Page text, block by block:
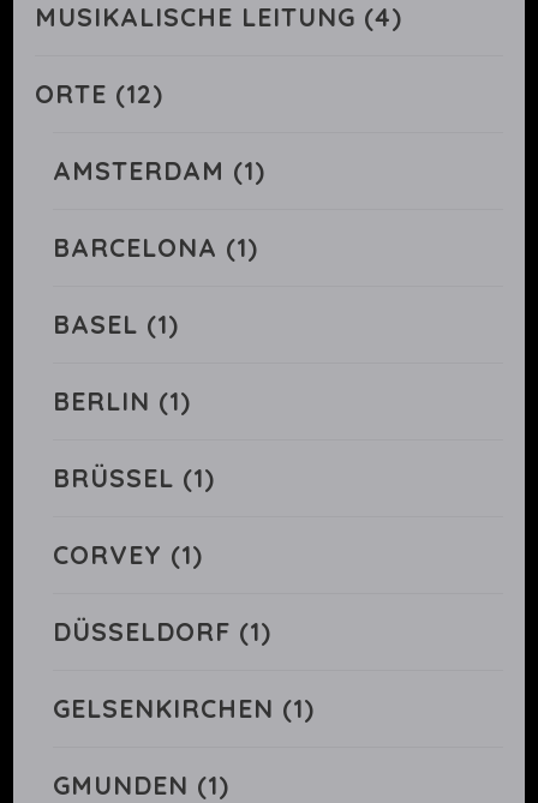
MUSIKALISCHE LEITUNG (4)
ORTE (12)
AMSTERDAM (1)
BARCELONA (1)
BASEL (1)
BERLIN (1)
BRÜSSEL (1)
CORVEY (1)
DÜSSELDORF (1)
GELSENKIRCHEN (1)
GMUNDEN (1)